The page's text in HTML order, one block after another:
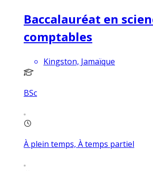
Baccalauréat en
comptables
Kingston, Jamaïque
BSc
À plein temps, À temps partiel